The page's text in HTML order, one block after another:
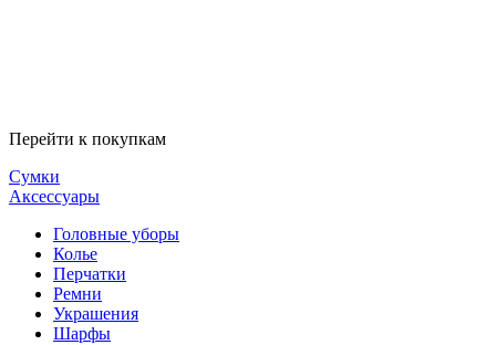
Перейти к покупкам
Сумки
Аксессуары
Головные уборы
Колье
Перчатки
Ремни
Украшения
Шарфы